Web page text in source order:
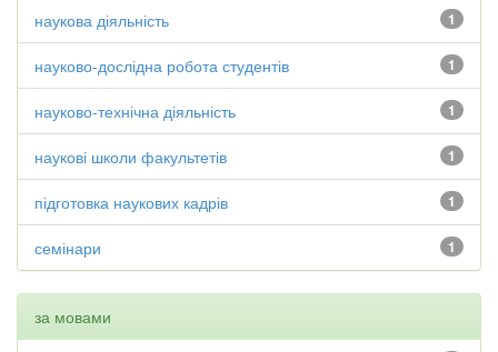
1
наукова діяльність
1
науково-дослідна робота студентів
1
науково-технічна діяльність
1
наукові школи факультетів
1
підготовка наукових кадрів
1
семінари
за мовами